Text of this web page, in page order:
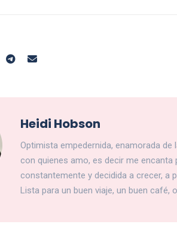
Heidi Hobson
Optimista empedernida, enamorada
con quienes amo, es decir me encanta
constantemente y decidida a crecer, a
Lista para un buen viaje, un buen café,